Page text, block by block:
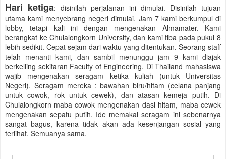
Hari ketiga: disinilah perjalanan ini dimulai. Disinilah tujuan
utama kami menyebrang negeri dimulai. Jam 7 kami berkumpul di
lobby, tetapi kali ini dengan mengenakan Almamater. Kami
berangkat ke Chulalongkorn University, dan kami tiba pada pukul 8
lebih sedikit. Cepat sejam dari waktu yang ditentukan. Seorang staff
telah menanti kami, dan sambil menunggu jam 9 kami diajak
berkeliing sekitaran Faculty of Engineering. Di Thailand mahasiswa
wajib mengenakan seragam ketika kuliah (untuk Universitas
Negeri). Seragam mereka : bawahan biru/hitam (celana panjang
untuk cowok, rok untuk cewek), dan atasan kemeja putih. Di
Chulalongkorn maba cowok mengenakan dasi hitam, maba cewek
mengenakan sepatu putih. Ide memakai seragam ini sebenarnya
sangat bagus, karena tidak akan ada kesenjangan sosial yang
terlihat. Semuanya sama.